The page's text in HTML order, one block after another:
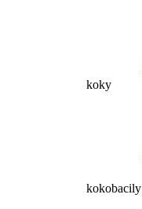
koky
kokobacily